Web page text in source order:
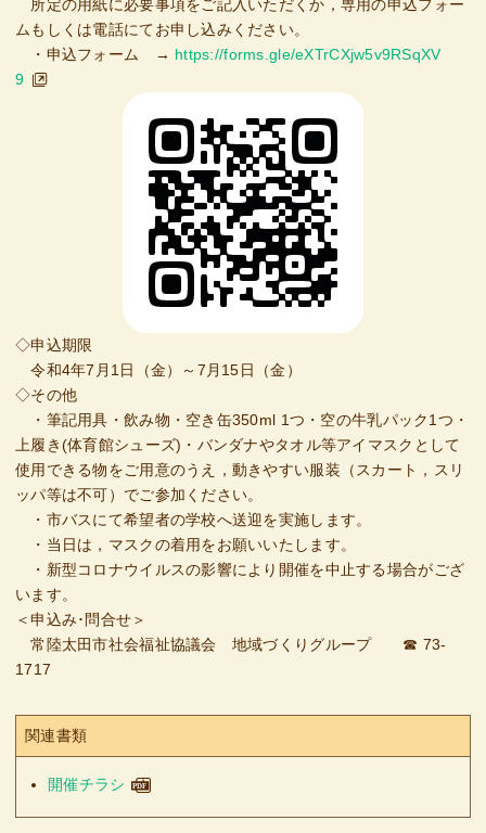
所定の用紙に必要事項をご記入いただくか，専用の申込フォー
ムもしくは電話にてお申し込みください。
・申込フォーム → https://forms.gle/eXTrCXjw5v9RSqXV
9
◇申込期限
令和4年7月1日（金）～7月15日（金）
◇その他
・筆記用具・飲み物・空き缶350ml 1つ・空の牛乳パック1つ・
上履き(体育館シューズ)・バンダナやタオル等アイマスクとして
使用できる物をご用意のうえ，動きやすい服装（スカート，スリ
ッパ等は不可）でご参加ください。
・市バスにて希望者の学校へ送迎を実施します。
・当日は，マスクの着用をお願いいたします。
・新型コロナウイルスの影響により開催を中止する場合がござ
います。
＜申込み･問合せ＞
常陸太田市社会福祉協議会 地域づくりグループ ☎ 73‐
1717
関連書類
開催チラシ